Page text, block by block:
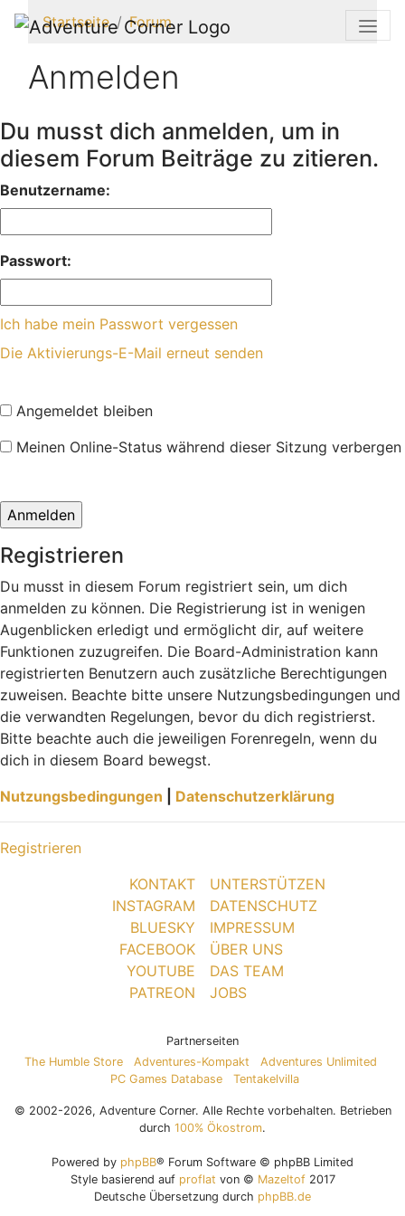
Startseite Forum
Anmelden
Du musst dich anmelden, um in
diesem Forum Beiträge zu zitieren.
Benutzername:
Passwort:
Ich habe mein Passwort vergessen
Die Aktivierungs-E-Mail erneut senden
Angemeldet bleiben
Meinen Online-Status während dieser Sitzung verbergen
Registrieren
Du musst in diesem Forum registriert sein, um dich
anmelden zu können. Die Registrierung ist in wenigen
Augenblicken erledigt und ermöglicht dir, auf weitere
Funktionen zuzugreifen. Die Board-Administration kann
registrierten Benutzern auch zusätzliche Berechtigungen
zuweisen. Beachte bitte unsere Nutzungsbedingungen und
die verwandten Regelungen, bevor du dich registrierst.
Bitte beachte auch die jeweiligen Forenregeln, wenn du
dich in diesem Board bewegst.
Nutzungsbedingungen
Datenschutzerklärung
Registrieren
KONTAKT
INSTAGRAM
BLUESKY
FACEBOOK
YOUTUBE
PATREON
UNTERSTÜTZEN
DATENSCHUTZ
IMPRESSUM
ÜBER UNS
DAS TEAM
JOBS
Partnerseiten
The Humble Store
Adventures-Kompakt
Adventures Unlimited
PC Games Database
Tentakelvilla
© 2002-2026, Adventure Corner. Alle Rechte vorbehalten. Betrieben
durch 100% Ökostrom.
Powered by phpBB® Forum Software © phpBB Limited
Style basierend auf proflat von © Mazeltof2017
Deutsche Übersetzung durch phpBB.de